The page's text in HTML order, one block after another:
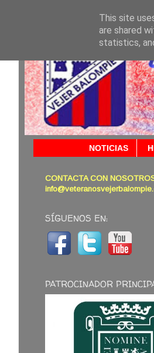
NOTICIAS
CONTACTA CON
SÍGUENOS EN:
PATROCINADOR
This site
are shared
statistics,